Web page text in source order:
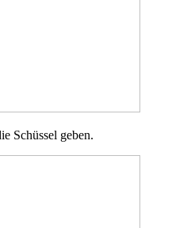
Schüssel geben.